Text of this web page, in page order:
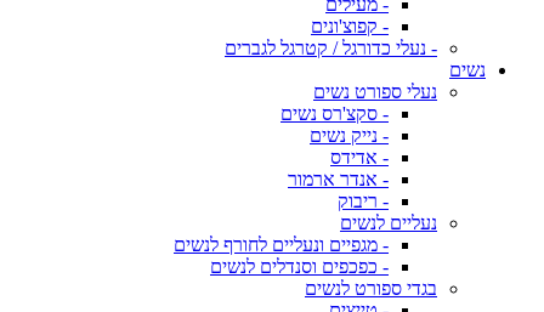
- מעילים
- קפוצ'ונים
- נעלי כדורגל / קטרגל לגברים
נשים
נעלי ספורט נשים
- סקצ'רס נשים
- נייק נשים
- אדידס
- אנדר ארמור
- ריבוק
נעליים לנשים
- מגפיים ונעליים לחורף לנשים
- כפכפים וסנדלים לנשים
בגדי ספורט לנשים